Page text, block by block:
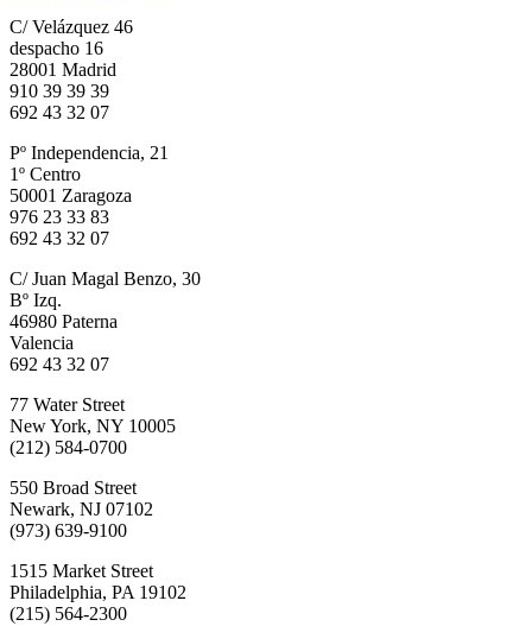
C/ Velázquez 46
despacho 16
28001 Madrid
910 39 39 39
692 43 32 07
Pº Independencia, 21
1º Centro
50001 Zaragoza
976 23 33 83
692 43 32 07
C/ Juan Magal Benzo, 30
Bº Izq.
46980 Paterna
Valencia
692 43 32 07
77 Water Street
New York, NY 10005
(212) 584-0700
550 Broad Street
Newark, NJ 07102
(973) 639-9100
1515 Market Street
Philadelphia, PA 19102
(215) 564-2300